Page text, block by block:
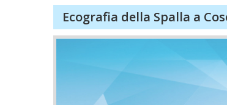
Ecografia della Spalla a